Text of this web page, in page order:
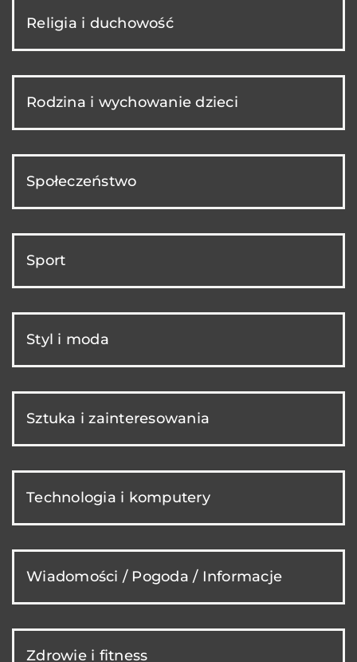
Religia i duchowość
Rodzina i wychowanie dzieci
Społeczeństwo
Sport
Styl i moda
Sztuka i zainteresowania
Technologia i komputery
Wiadomości / Pogoda / Informacje
Zdrowie i fitness